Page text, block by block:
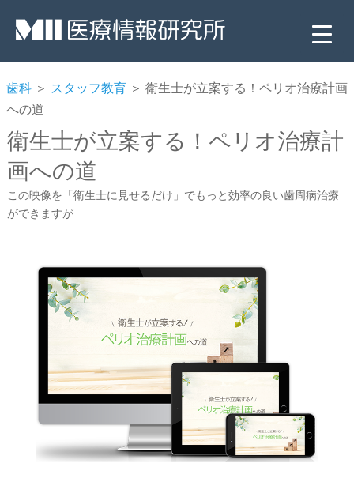
歯科 ＞ スタッフ教育 ＞ 衛生士が立案する！ペリオ治療計画
への道
衛生士が立案する！ペリオ治療計
画への道
この映像を「衛生士に見せるだけ」でもっと効率の良い歯周病治療
ができますが…
▼